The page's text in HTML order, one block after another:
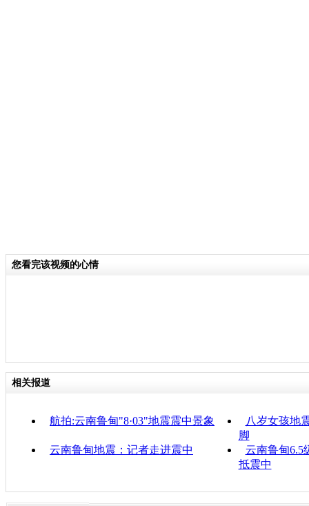
您看完该视频的心情
相关报道
航拍:云南鲁甸"8·03"地震震中景象
八岁女孩地
脚
云南鲁甸地震：记者走进震中
云南鲁甸6.5
抵震中